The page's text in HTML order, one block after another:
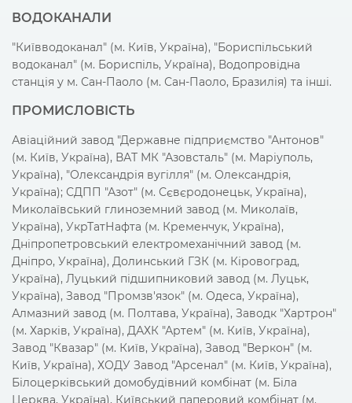
ВОДОКАНАЛИ
"Київводоканал" (м. Київ, Україна), "Бориспільський
водоканал" (м. Бориспіль, Україна), Водопровідна
станція у м. Сан-Паоло (м. Сан-Паоло, Бразилія) та інші.
ПРОМИСЛОВІСТЬ
Авіаційний завод "Державне підприємство "Антонов"
(м. Київ, Україна), ВАТ МК "Азовсталь" (м. Маріуполь,
Україна), "Олександрія вугілля" (м. Олександрія,
Україна); СДПП "Азот" (м. Сєвєродонецьк, Україна),
Миколаївський глиноземний завод (м. Миколаїв,
Україна), УкрТатНафта (м. Кременчук, Україна),
Дніпропетровський електромеханічний завод (м.
Дніпро, Україна), Долинський ГЗК (м. Кіровоград,
Україна), Луцький підшипниковий завод (м. Луцьк,
Україна), Завод "Промзв'язок" (м. Одеса, Україна),
Алмазний завод (м. Полтава, Україна), Заводк "Хартрон"
(м. Харків, Україна), ДАХК "Артем" (м. Київ, Україна),
Завод "Квазар" (м. Київ, Україна), Завод "Веркон" (м.
Київ, Україна), ХОДУ Завод "Арсенал" (м. Київ, Україна),
Білоцерківський домобудівний комбінат (м. Біла
Церква, Україна), Київський паперовий комбінат (м.